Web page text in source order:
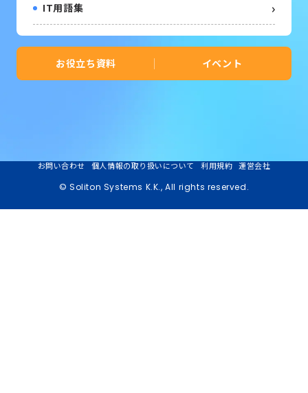
IT用語集
お役立ち資料 イベント
© Soliton Systems K.K., All rights reserved.
お問い合わせ 個人情報の取り扱いについて 利用規約 運営会社